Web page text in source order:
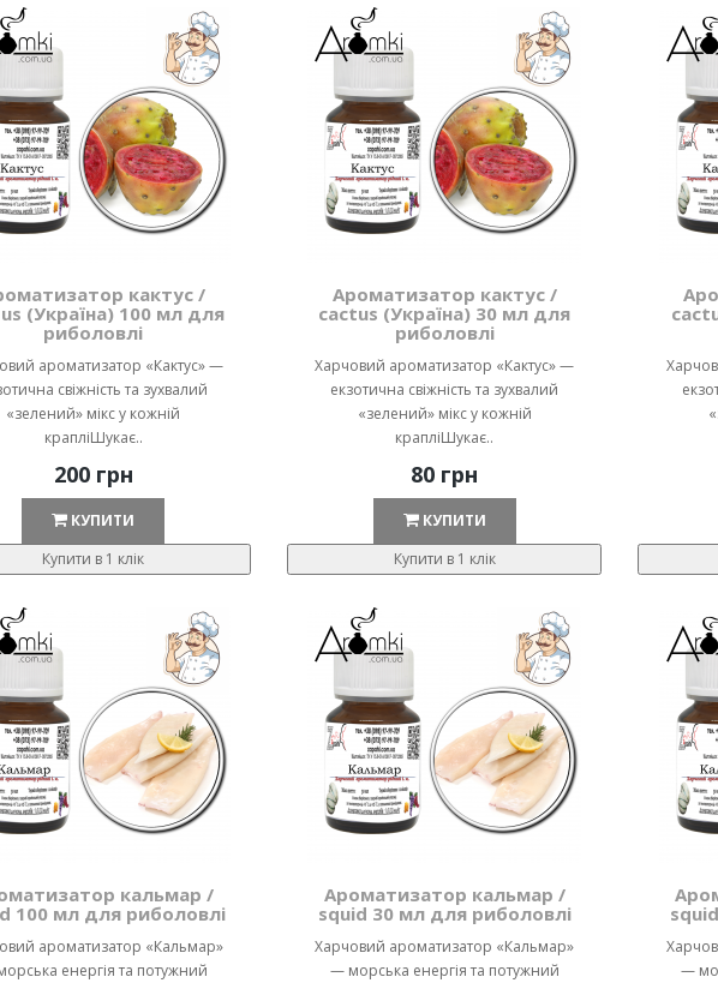
кактус /
(Україна) 100 мл для
риболовлі
ароматизатор «Кактус» —
свіжність та зухвалий
«зелений» мікс у кожній
крапліШукає..
200 грн
КУПИТИ
Купити в 1 клік
Ароматизатор кактус /
cactus (Україна) 30 мл для
риболовлі
Харчовий ароматизатор «Кактус» —
екзотична свіжність та зухвалий
«зелений» мікс у кожній
крапліШукає..
80 грн
КУПИТИ
Купити в 1 клік
кальмар /
100 мл для риболовлі
ароматизатор «Кальмар»
енергія та потужний
Ароматизатор кальмар /
squid 30 мл для риболовлі
Харчовий ароматизатор «Кальмар»
— морська енергія та потужний
—